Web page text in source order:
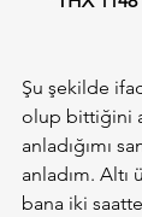
Şu şekilde
olup bittiğini
anladığımı
anladım.
bana iki